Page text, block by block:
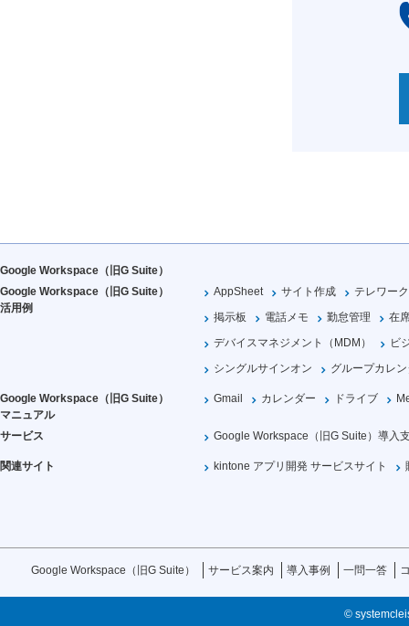
Google Workspace（旧G Suite）
Google Workspace（旧G Suite）
活用例
AppSheet サイト作成
テレワーク
掲示板
電話メモ 勤怠管理
在
デバイスマネジメント（MDM）
ビ
シングルサインオン
グループカレ
Google Workspace（旧G Suite）
マニュアル
Gmail カレンダー ドライブ
サービス Google Workspace（旧G Suite）導入
関連サイト kintone アプリ開発 サービスサイト
Google Workspace（旧G Suite） サービス案内 導入事例 一問一答
©